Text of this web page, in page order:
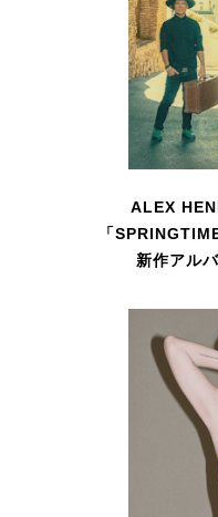
ALEX
「
新作アル